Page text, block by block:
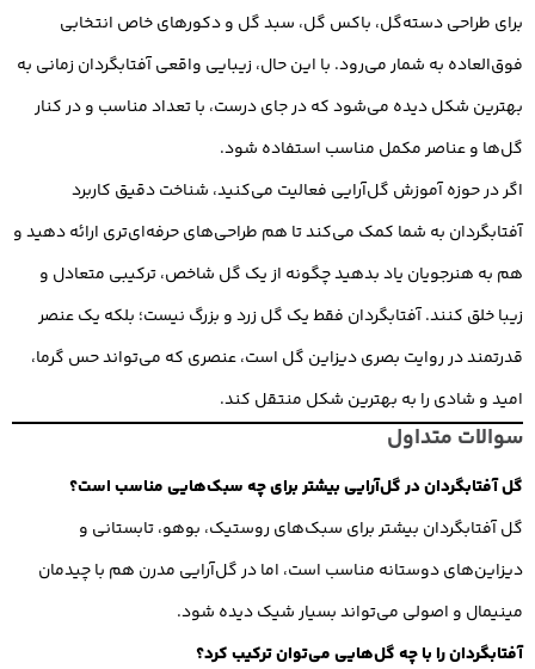
برای طراحی دسته‌گل، باکس گل، سبد گل و دکورهای خاص انتخابی
فوق‌العاده به شمار می‌رود. با این حال، زیبایی واقعی آفتابگردان زمانی به
بهترین شکل دیده می‌شود که در جای درست، با تعداد مناسب و در کنار
گل‌ها و عناصر مکمل مناسب استفاده شود.
اگر در حوزه آموزش گل‌آرایی فعالیت می‌کنید، شناخت دقیق کاربرد
آفتابگردان به شما کمک می‌کند تا هم طراحی‌های حرفه‌ای‌تری ارائه دهید و
هم به هنرجویان یاد بدهید چگونه از یک گل شاخص، ترکیبی متعادل و
زیبا خلق کنند. آفتابگردان فقط یک گل زرد و بزرگ نیست؛ بلکه یک عنصر
قدرتمند در روایت بصری دیزاین گل است، عنصری که می‌تواند حس گرما،
امید و شادی را به بهترین شکل منتقل کند.
سوالات متداول
گل آفتابگردان در گل‌آرایی بیشتر برای چه سبک‌هایی مناسب است؟
گل آفتابگردان بیشتر برای سبک‌های روستیک، بوهو، تابستانی و
دیزاین‌های دوستانه مناسب است، اما در گل‌آرایی مدرن هم با چیدمان
مینیمال و اصولی می‌تواند بسیار شیک دیده شود.
آفتابگردان را با چه گل‌هایی می‌توان ترکیب کرد؟